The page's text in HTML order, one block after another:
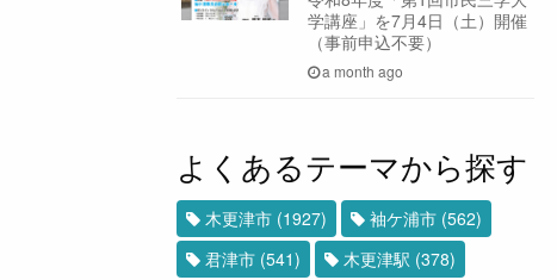
学講座」を7月4日（土）開催
（事前申込不要）
a month ago
よくあるテーマから探す
木更津市(1927) 袖ケ浦市(562)
君津市(541) 木更津駅 (378)